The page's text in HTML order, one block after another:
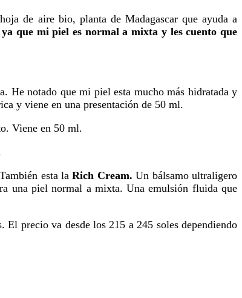
de aire bio, planta de Madagascar que ayuda a
ya que mi piel es normal a mixta y les cuento que
He notado que mi piel esta mucho más hidratada y
y viene en una presentación de 50 ml.
Viene en 50 ml.
esta laRich Cream. Un bálsamo ultraligero
una piel normal a mixta. Una emulsión fluida que
precio va desde los 215 a 245 soles dependiendo